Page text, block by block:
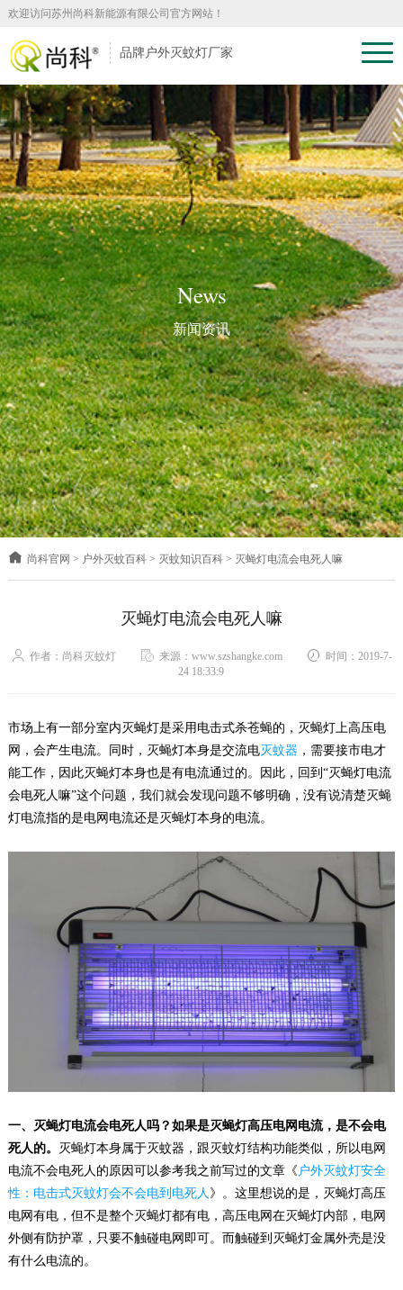
欢迎访问苏州尚科新能源有限公司官方网站！
品牌户外灭蚊灯厂家
News
新闻资讯
尚科官网 > 户外灭蚊百科 > 灭蚊知识百科 > 灭蝇灯电流会电死人嘛
灭蝇灯电流会电死人嘛
作者：尚科灭蚊灯 来源：www.szshangke.com
时间：2019-7-
24 18:33:9
市场上有一部分室内灭蝇灯是采用电击式杀苍蝇的，灭蝇灯上高压电
网，会产生电流。同时，灭蝇灯本身是交流电灭蚊器 ，需要接市电才
能工作，因此灭蝇灯本身也是有电流通过的。因此，回到“灭蝇灯电流
会电死人嘛”这个问题，我们就会发现问题不够明确，没有说清楚灭蝇
灯电流指的是电网电流还是灭蝇灯本身的电流。
一、灭蝇灯电流会电死人吗？如果是灭蝇灯高压电网电流，是不会电
死人的。
灭蝇灯本身属于灭蚊器，跟灭蚊灯结构功能类似，所以电网
电流不会电死人的原因可以参考我之前写过的文章《 户外灭蚊灯安全
性：电击式灭蚊灯会不会电到电死人 》。这里想说的是，灭蝇灯高压
电网有电，但不是整个灭蝇灯都有电，高压电网在灭蝇灯内部，电网
外侧有防护罩，只要不触碰电网即可。而触碰到灭蝇灯金属外壳是没
有什么电流的。